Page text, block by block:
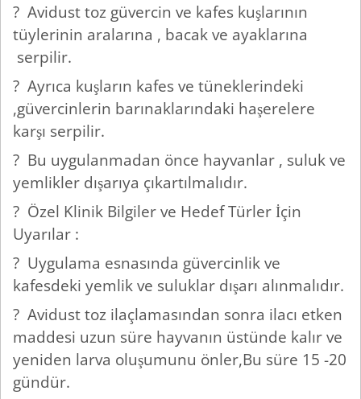
? Avidust toz güvercin ve kafes kuşlarının
tüylerinin aralarına , bacak ve ayaklarına
serpilir.
? Ayrıca kuşların kafes ve tüneklerindeki
,güvercinlerin barınaklarındaki haşerelere
karşı serpilir.
? Bu uygulanmadan önce hayvanlar , suluk ve
yemlikler dışarıya çıkartılmalıdır.
? Özel Klinik Bilgiler ve Hedef Türler İçin
Uyarılar :
? Uygulama esnasında güvercinlik ve
kafesdeki yemlik ve suluklar dışarı alınmalıdır.
? Avidust toz ilaçlamasından sonra ilacı etken
maddesi uzun süre hayvanın üstünde kalır ve
yeniden larva oluşumunu önler,Bu süre 15 -20
gündür.